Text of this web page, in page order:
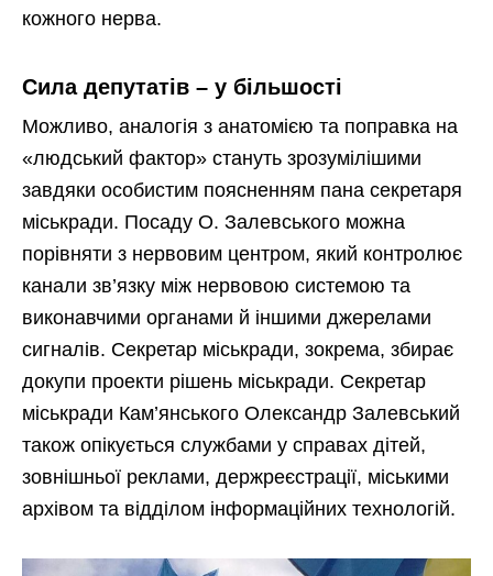
кожного нерва.
Сила депутатів – у більшості
Можливо, аналогія з анатомією та поправка на
«людський фактор» стануть зрозумілішими
завдяки особистим поясненням пана секретаря
міськради. Посаду О. Залевського можна
порівняти з нервовим центром, який контролює
канали зв’язку між нервовою системою та
виконавчими органами й іншими джерелами
сигналів. Секретар міськради, зокрема, збирає
докупи проекти рішень міськради. Секретар
міськради Кам’янського Олександр Залевський
також опікується службами у справах дітей,
зовнішньої реклами, держреєстрації, міськими
архівом та відділом інформаційних технологій.